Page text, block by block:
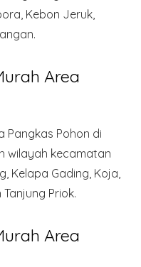
Kebon Jeruk,
Area
Pangkas Pohon di
wilayah kecamatan
Kelapa Gading, Koja,
Priok.
Area